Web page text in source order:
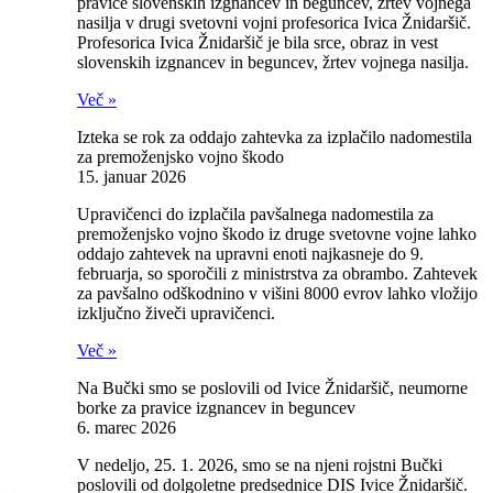
nasilja v drugi svetovni vojni profesorica Ivica Žnidaršič.
Profesorica Ivica Žnidaršič je bila srce, obraz in vest
slovenskih izgnancev in beguncev, žrtev vojnega nasilja.
Več »
Izteka se rok za oddajo zahtevka za izplačilo nadomestila
za premoženjsko vojno škodo
15. januar 2026
Upravičenci do izplačila pavšalnega nadomestila za
premoženjsko vojno škodo iz druge svetovne vojne lahko
oddajo zahtevek na upravni enoti najkasneje do 9.
februarja, so sporočili z ministrstva za obrambo. Zahtevek
za pavšalno odškodnino v višini 8000 evrov lahko vložijo
izključno živeči upravičenci.
Več »
Na Bučki smo se poslovili od Ivice Žnidaršič, neumorne
borke za pravice izgnancev in beguncev
6. marec 2026
V nedeljo, 25. 1. 2026, smo se na njeni rojstni Bučki
poslovili od dolgoletne predsednice DIS Ivice Žnidaršič.